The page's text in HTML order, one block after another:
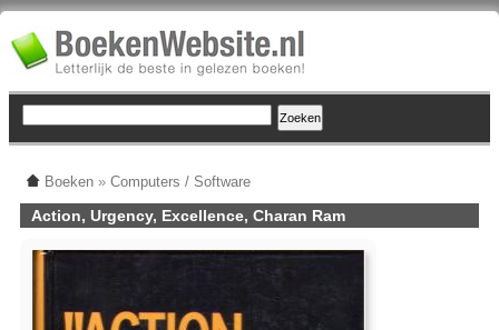
Boeken » Computers / Software
Action, Urgency, Excellence, Charan Ram